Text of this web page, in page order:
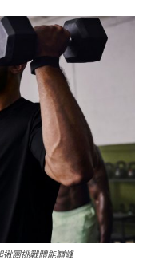
揪團挑戰體能巔峰